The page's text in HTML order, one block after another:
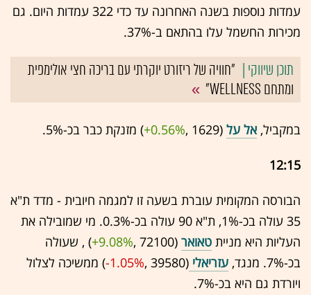
עמדות נוספות בשנה האחרונה עד כדי 322 עמדות היום. גם
מכירות החשמל עלו בהתאם ב-37%.
"חוויה של ריזורט יוקרתי עם בריכה חצי אולימפית
ומתחם WELLNESS"
במקביל,אל על (1629 ,‎
+0.56%‏) מזנקת כבר בכ-5%.
12:15
הבורסה המקומית עוברת בשעה זו למגמה חיובית - מדד ת"א
35 עולה בכ-1%, ת"א 90 עולה בכ-0.3%. מי שמובילה את
העליות היא מניית טאואר (72100 ,‎
+9.08%‏) , שעולה
בכ-7%. מנגד,
עזריאלי (39580 ,‎
-1.05%‏) ממשיכה לצלול
ויורדת גם היא בכ-7%.